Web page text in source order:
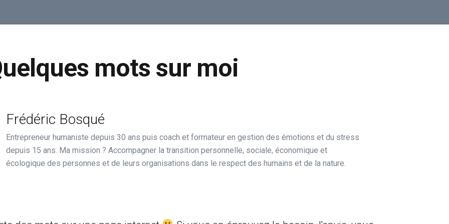
mots sur moi
Frédéric Bosqué
Entrepreneur humaniste depuis 30 ans puis coach et formateur en gestion des émotions et du stress
depuis 15 ans. Ma mission ? Accompagner la transition personnelle, sociale, économique et
écologique des personnes et de leurs organisations dans le respect des humains et de la nature.